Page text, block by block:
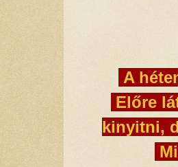
A
Előre
kinyitni,